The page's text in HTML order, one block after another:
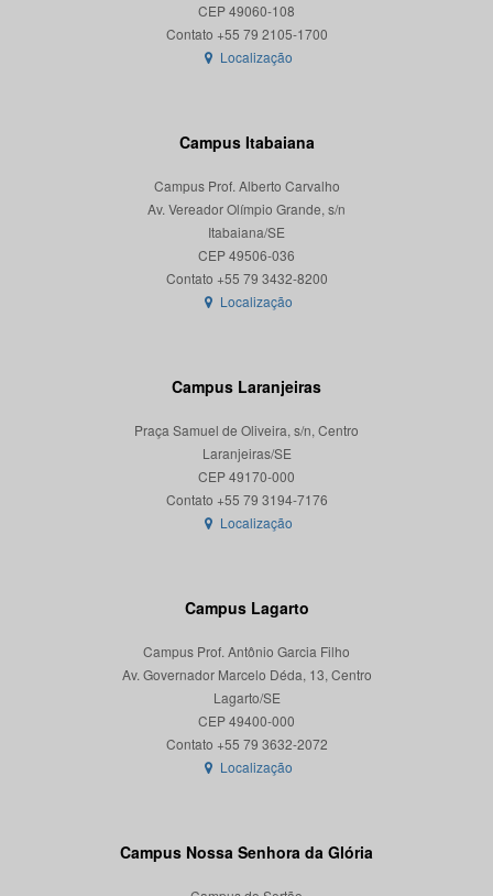
CEP 49060-108
Localização
Campus Itabaiana
Campus Prof. Alberto Carvalho
Av. Vereador Olímpio Grande, s/n
Itabaiana/SE
CEP 49506-036
Localização
Campus Laranjeiras
Praça Samuel de Oliveira, s/n, Centro
Laranjeiras/SE
CEP 49170-000
Localização
Campus Lagarto
Campus Prof. Antônio Garcia Filho
Av. Governador Marcelo Déda, 13, Centro
Lagarto/SE
CEP 49400-000
Localização
Campus Nossa Senhora da Glória